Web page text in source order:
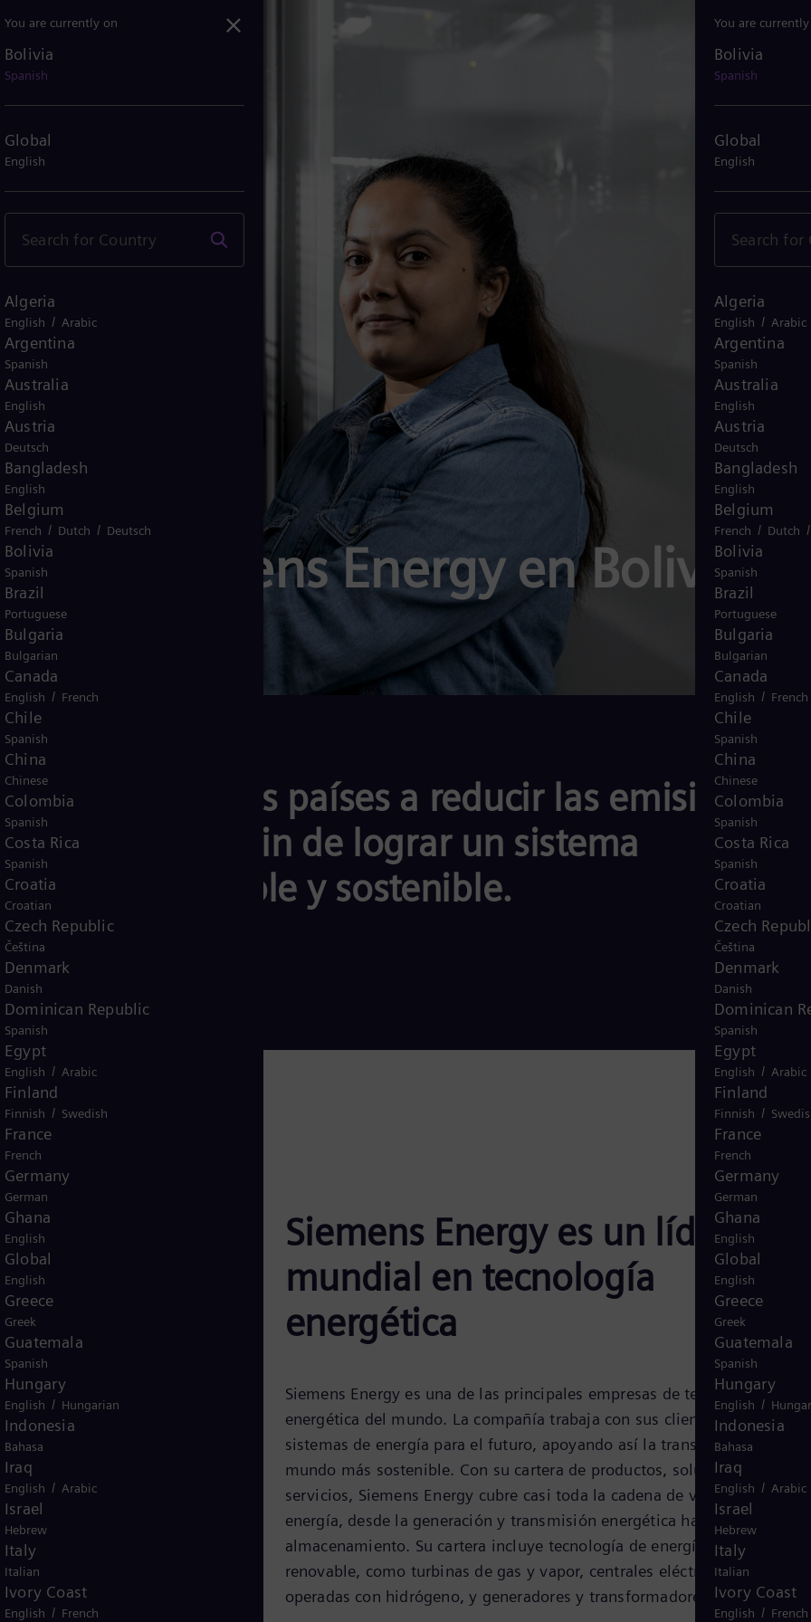
You are
Bolivia
Spanish
Global
English
Algeria
English / Arabic
Argentina
Spanish
Australia
English
Austria
Deutsch
Bangladesh
English
Belgium
French / Dutch
Bolivia
Spanish
Brazil
Portuguese
Bulgaria
Bulgarian
Canada
English / French
Chile
Spanish
China
Chinese
Colombia
Spanish
Costa Rica
Spanish
Croatia
Croatian
Czech
Čeština
Denmark
Danish
Dominican
Spanish
Egypt
English / Arabic
Finland
Finnish /
France
French
Germany
German
Ghana
English
Global
English
Greece
Greek
Guatemala
Spanish
Hungary
English /
Indonesia
Bahasa
Iraq
English / Arabic
Israel
Hebrew
Italy
Italian
Ivory Coast
English / French
a Siemens Energy en Bolivia
y a los países a reducir las emisiones
con el fin de lograr un sistema
asequible y sostenible.
Siemens Energy es un líder
mundial en tecnología
energética
Siemens Energy es una de las principales empresas de tecnología
energética del mundo. La compañía trabaja con sus clientes y socios en
sistemas de energía para el futuro, apoyando así la transición hacia un
mundo más sostenible. Con su cartera de productos, soluciones y
servicios, Siemens Energy cubre casi toda la cadena de valor de la
energía, desde la generación y transmisión energética hasta el
almacenamiento. Su cartera incluye tecnología de energía convencional
renovable, como turbinas de gas y vapor, centrales eléctricas híbridas
operadas con hidrógeno, y generadores y transformadores de energía.
You are currently on
Bolivia
Spanish
Global
English
Algeria
English / Arabic
Argentina
Spanish
Australia
English
Austria
Deutsch
Bangladesh
English
Belgium
French / Dutch / Deutsch
Bolivia
Spanish
Brazil
Portuguese
Bulgaria
Bulgarian
Canada
English / French
Chile
Spanish
China
Chinese
Colombia
Spanish
Costa Rica
Spanish
Croatia
Croatian
Czech Republic
Čeština
Denmark
Danish
Dominican Republic
Spanish
Egypt
English / Arabic
Finland
Finnish / Swedish
France
French
Germany
German
Ghana
English
Global
English
Greece
Greek
Guatemala
Spanish
Hungary
English / Hungarian
Indonesia
Bahasa
Iraq
English / Arabic
Israel
Hebrew
Italy
Italian
Ivory Coast
English / French